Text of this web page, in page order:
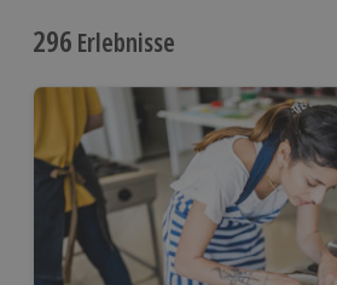
296 Erlebnisse